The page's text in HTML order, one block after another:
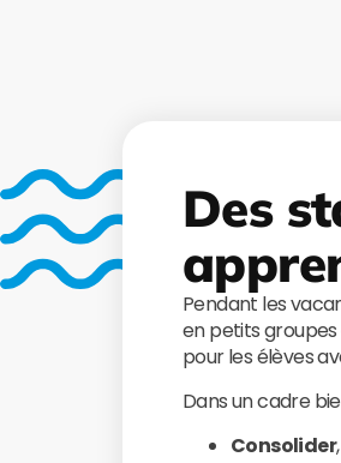
Des
Pendant les
en petits
pour les élèves
Dans un cadre
Consolider